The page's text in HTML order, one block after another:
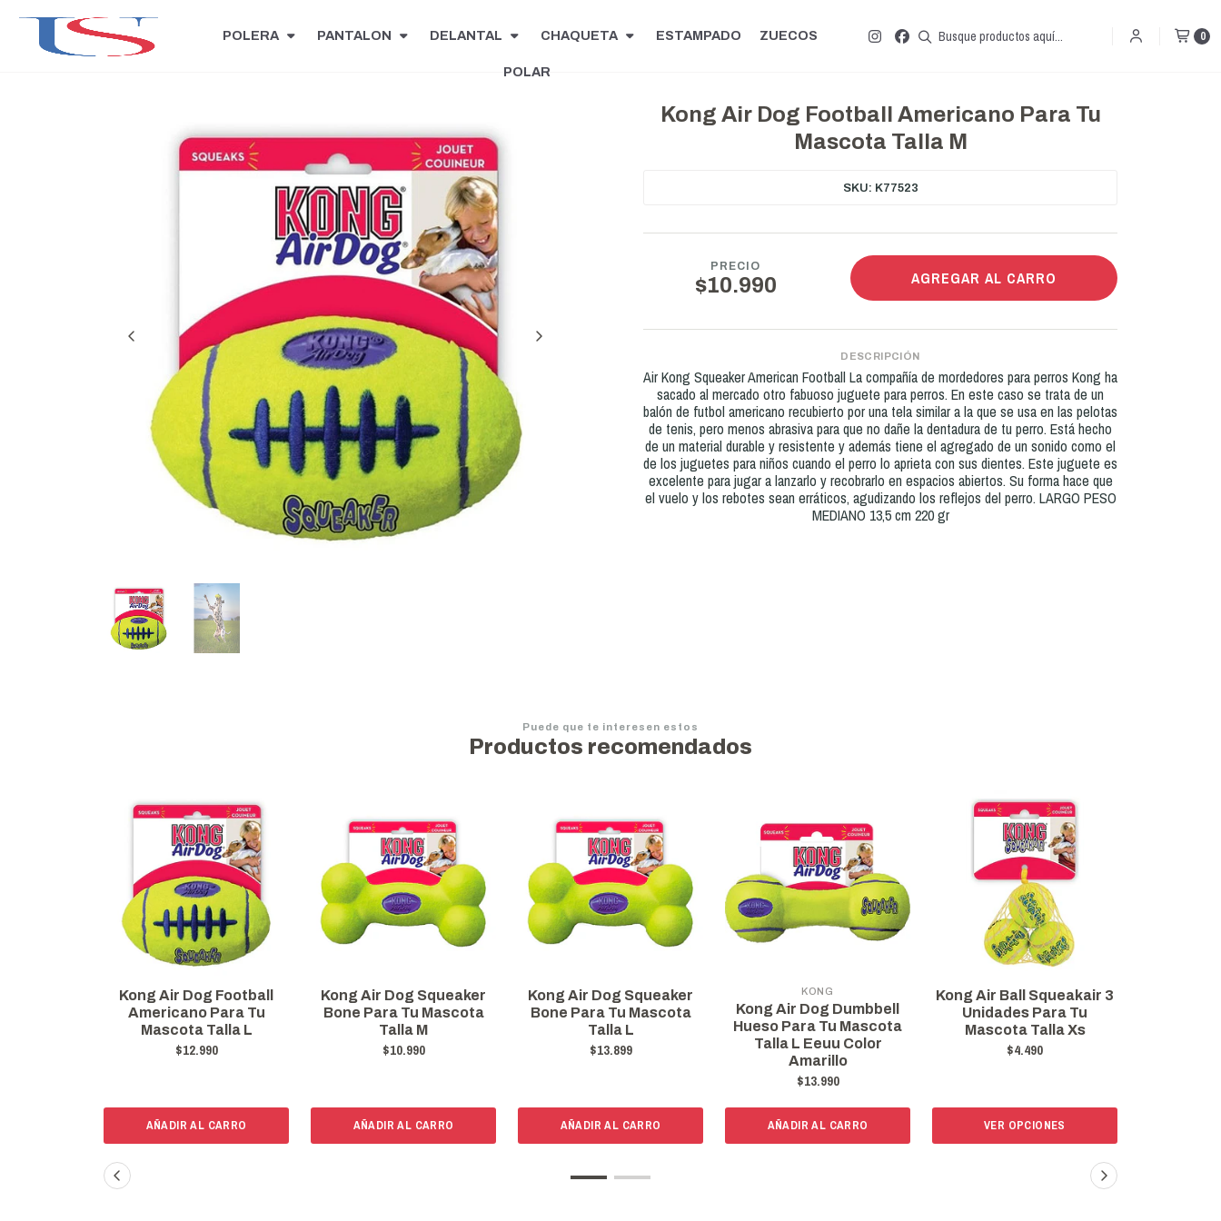
POLERA PANTALON DELANTAL CHAQUETA ESTAMPADO ZUECOS
POLAR
0
Kong Air Dog Football Americano Para Tu
Mascota Talla M
SKU: K77523
PRECIO
$10.990 AGREGAR AL CARRO
DESCRIPCIÓN
Air Kong Squeaker American Football La compañía de mordedores para perros Kong ha
sacado al mercado otro fabuoso juguete para perros. En este caso se trata de un
balón de futbol americano recubierto por una tela similar a la que se usa en las pelotas
de tenis, pero menos abrasiva para que no dañe la dentadura de tu perro. Está hecho
de un material durable y resistente y además tiene el agregado de un sonido como el
de los juguetes para niños cuando el perro lo aprieta con sus dientes. Este juguete es
excelente para jugar a lanzarlo y recobrarlo en espacios abiertos. Su forma hace que
el vuelo y los rebotes sean erráticos, agudizando los reflejos del perro. LARGO PESO
MEDIANO 13,5 cm 220 gr
Puede que te interesen estos
Productos recomendados
Kong Air Dog Football
Americano Para Tu
Mascota Talla L
$12.990
AÑADIR AL CARRO
Kong Air Dog Squeaker
Bone Para Tu Mascota
Talla M
$10.990
AÑADIR AL CARRO
Kong Air Dog Squeaker
Bone Para Tu Mascota
Talla L
$13.899
AÑADIR AL CARRO
KONG
Kong Air Dog Dumbbell
Hueso Para Tu Mascota
Talla L Eeuu Color
Amarillo
$13.990
AÑADIR AL CARRO
Kong Air Ball Squeakair 3
Unidades Para Tu
Mascota Talla Xs
$4.490
VER OPCIONES